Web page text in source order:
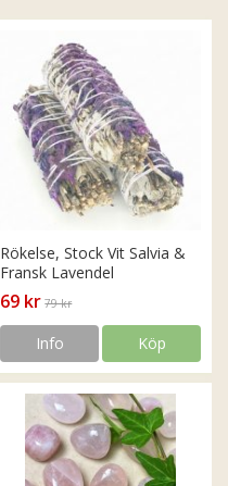
Rökelse, Stock Vit Salvia &
Fransk Lavendel
69 kr 79 kr
Info Köp